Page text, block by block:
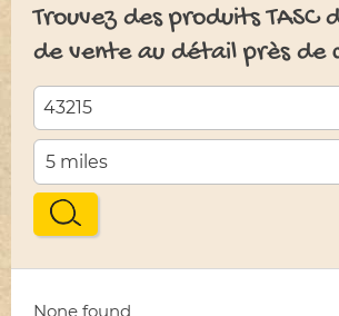
Trouvez des produits TASC
de vente au détail près de
None found